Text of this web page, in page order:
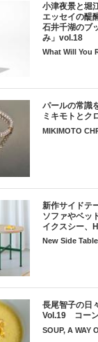
小津夜景と堀
エッセイの醍
石井千湖のブ
み」vol.18
What Will You
パールの常識
ミキモトとク
MIKIMOTO
新作サイドテ
ソファやベッ
イクスシー、
New Side
長尾智子の日
Vol.19 コー
SOUP, A WAY